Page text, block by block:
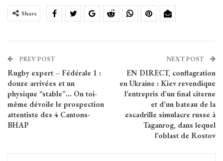
Share
PREV POST
Rugby expert – Fédérale 1 :
douze arrivées et un
physique “stable”… On toi-
même dévoile le prospection
attentiste des 4 Cantons-
BHAP
NEXT POST
EN DIRECT, conflagration
en Ukraine : Kiev revendique
l’entrepris d’un final citerne
et d’un bateau de la
escadrille simulacre russe à
Taganrog, dans lequel
l’oblast de Rostov